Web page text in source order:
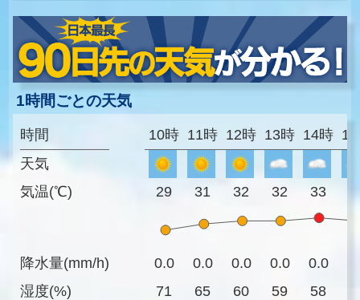
1時間ごとの天気
時間
天気
気温(℃)
降水量(mm/h)
湿度(%)
10時 11時 12時 13時 14時
29 31 32 32 33
0.0 0.0 0.0 0.0 0.0
71
65 60 59 58